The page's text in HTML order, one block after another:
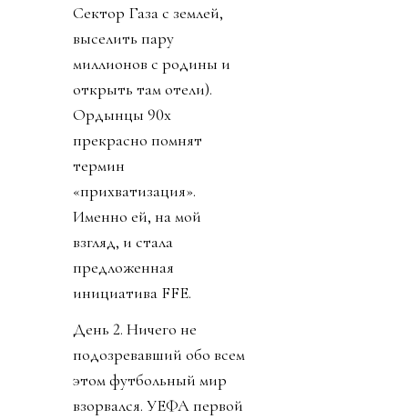
Сектор Газа с землей,
выселить пару
миллионов с родины и
открыть там отели).
Ордынцы 90х
прекрасно помнят
термин
«прихватизация».
Именно ей, на мой
взгляд, и стала
предложенная
инициатива FFE.
День 2. Ничего не
подозревавший обо всем
этом футбольный мир
взорвался. УЕФА первой